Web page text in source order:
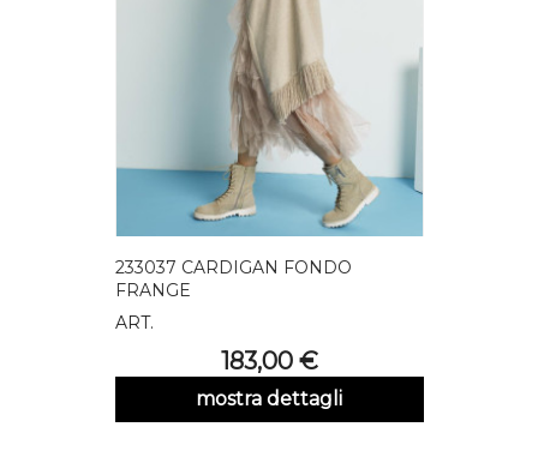
233037 CARDIGAN FONDO
FRANGE
ART.
Prezzo
183,00 €
mostra dettagli